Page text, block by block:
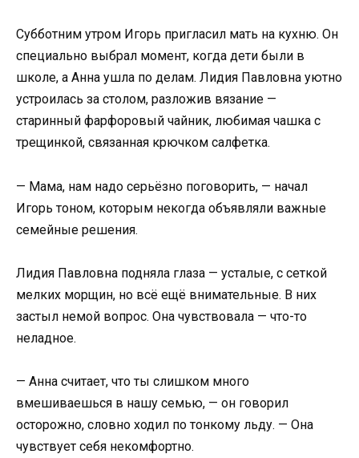
Субботним утром Игорь пригласил мать на кухню. Он
специально выбрал момент, когда дети были в
школе, а Анна ушла по делам. Лидия Павловна уютно
устроилась за столом, разложив вязание —
старинный фарфоровый чайник, любимая чашка с
трещинкой, связанная крючком салфетка.
— Мама, нам надо серьёзно поговорить, — начал
Игорь тоном, которым некогда объявляли важные
семейные решения.
Лидия Павловна подняла глаза — усталые, с сеткой
мелких морщин, но всё ещё внимательные. В них
застыл немой вопрос. Она чувствовала — что-то
неладное.
— Анна считает, что ты слишком много
вмешиваешься в нашу семью, — он говорил
осторожно, словно ходил по тонкому льду. — Она
чувствует себя некомфортно.